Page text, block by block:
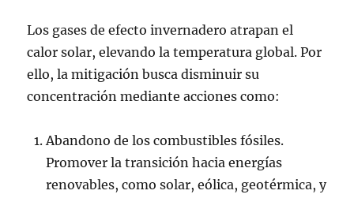
Los gases de efecto invernadero atrapan el
calor solar, elevando la temperatura global. Por
ello, la mitigación busca disminuir su
concentración mediante acciones como:
Abandono de los combustibles fósiles.
Promover la transición hacia energías
renovables, como solar, eólica, geotérmica, y